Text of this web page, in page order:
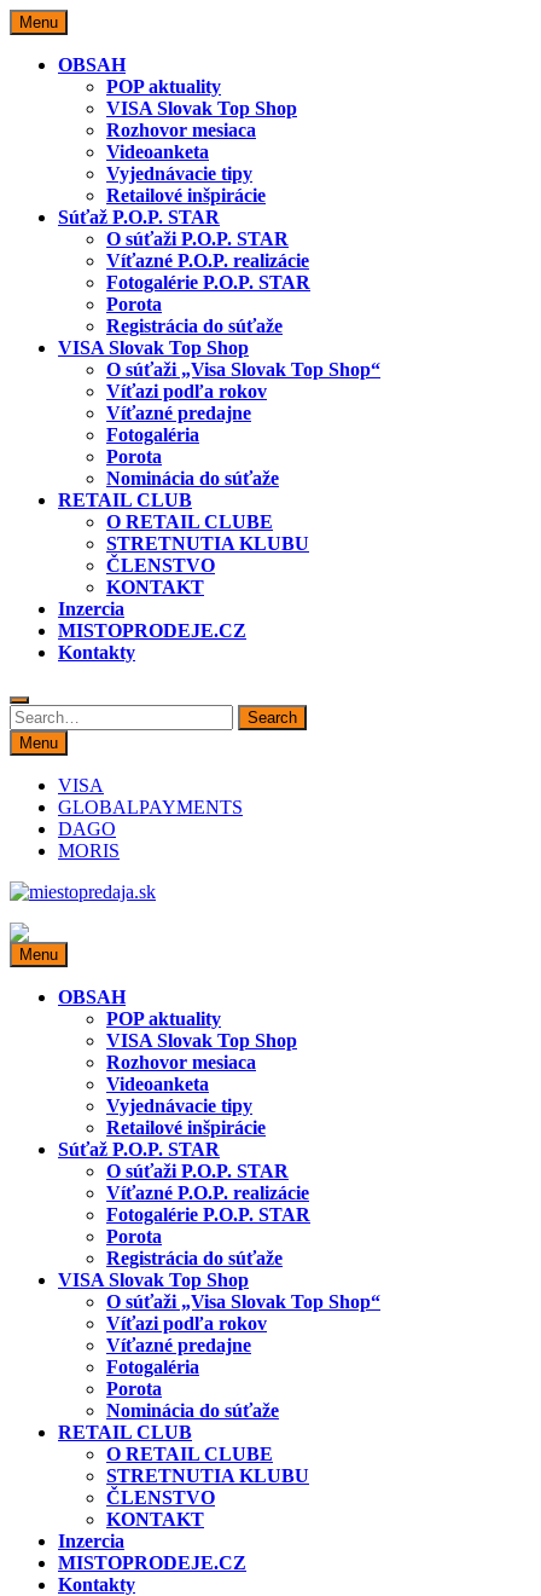
Skip
to
content
Menu
OBSAH
POP aktuality
VISA Slovak Top Shop
Rozhovor mesiaca
Videoanketa
Vyjednávacie tipy
Retailové inšpirácie
Súťaž P.O.P. STAR
O súťaži P.O.P. STAR
Víťazné P.O.P. realizácie
Fotogalérie P.O.P. STAR
Porota
Registrácia do súťaže
VISA Slovak Top Shop
O súťaži „Visa Slovak Top Shop“
Víťazi podľa rokov
Víťazné predajne
Fotogaléria
Porota
Nominácia do súťaže
RETAIL CLUB
O RETAIL CLUBE
STRETNUTIA KLUBU
ČLENSTVO
KONTAKT
Inzercia
MISTOPRODEJE.CZ
Kontakty
Search
for:
Search
Menu
VISA
GLOBALPAYMENTS
DAGO
MORIS
miestopredaja.sk
Miesto predaja
Menu
OBSAH
POP aktuality
VISA Slovak Top Shop
Rozhovor mesiaca
Videoanketa
Vyjednávacie tipy
Retailové inšpirácie
Súťaž P.O.P. STAR
O súťaži P.O.P. STAR
Víťazné P.O.P. realizácie
Fotogalérie P.O.P. STAR
Porota
Registrácia do súťaže
VISA Slovak Top Shop
O súťaži „Visa Slovak Top Shop“
Víťazi podľa rokov
Víťazné predajne
Fotogaléria
Porota
Nominácia do súťaže
RETAIL CLUB
O RETAIL CLUBE
STRETNUTIA KLUBU
ČLENSTVO
KONTAKT
Inzercia
MISTOPRODEJE.CZ
Kontakty